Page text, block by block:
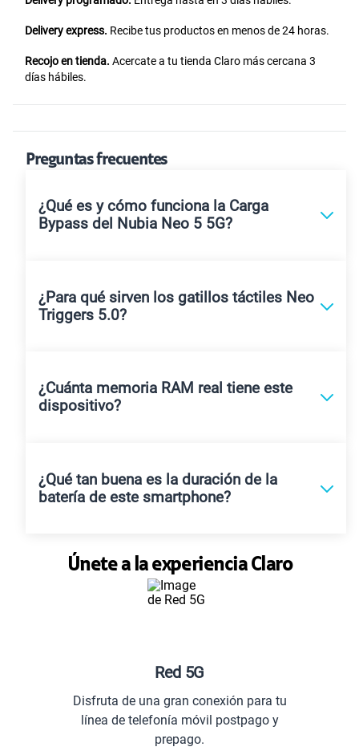
Delivery express. Recibe tus productos en menos de 24 horas.
Recojo en tienda. Acercate a tu tienda Claro más cercana 3
días hábiles.
Preguntas frecuentes
¿Qué es y cómo funciona la Carga
Bypass del Nubia Neo 5 5G?
¿Para qué sirven los gatillos táctiles Neo
Triggers 5.0?
¿Cuánta memoria RAM real tiene este
dispositivo?
¿Qué tan buena es la duración de la
batería de este smartphone?
Únete a la experiencia Claro
Comunícate con todo el
extranjero.